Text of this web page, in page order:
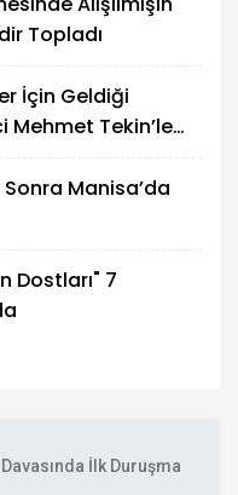
Topladı
İçin Geldiği
Mehmet Tekin’le
Sonra Manisa’da
Dostları" 7
İlk Duruşma